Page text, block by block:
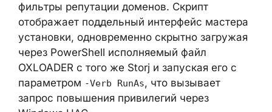
позволяет обходить фильтры репутации
доменов. Скрипт отображает поддельный
интерфейс мастера установки,
одновременно скрытно загружая через
PowerShell исполняемый файл OXLOADER с
того же Storj и запуская его с параметром
Verb RunAs, что вызывает запрос